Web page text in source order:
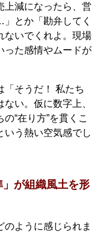
上減になったら、営
とか「勘弁してく
ないでくれよ。現場
た感情やムードが
「そうだ！ 私たち
い。仮に数字上、
“在り方”を貫くこ
いう熱い空気感でし
」が組織風土を形
のように感じられま